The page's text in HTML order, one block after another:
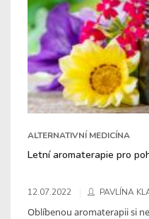
ALTERNATIVNÍ MEDICÍNA
Letní aromaterapie pro
12.07.2022 PAVLÍNA
Oblíbenou aromaterapii si